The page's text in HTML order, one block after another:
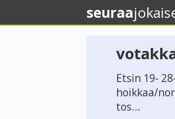
seuraa
Etsin 19-
hoikkaa/
tos...